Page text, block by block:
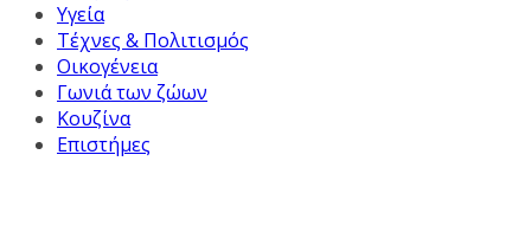
Υγεία
Τέχνες & Πολιτισμός
Οικογένεια
Γωνιά των ζώων
Κουζίνα
Επιστήμες